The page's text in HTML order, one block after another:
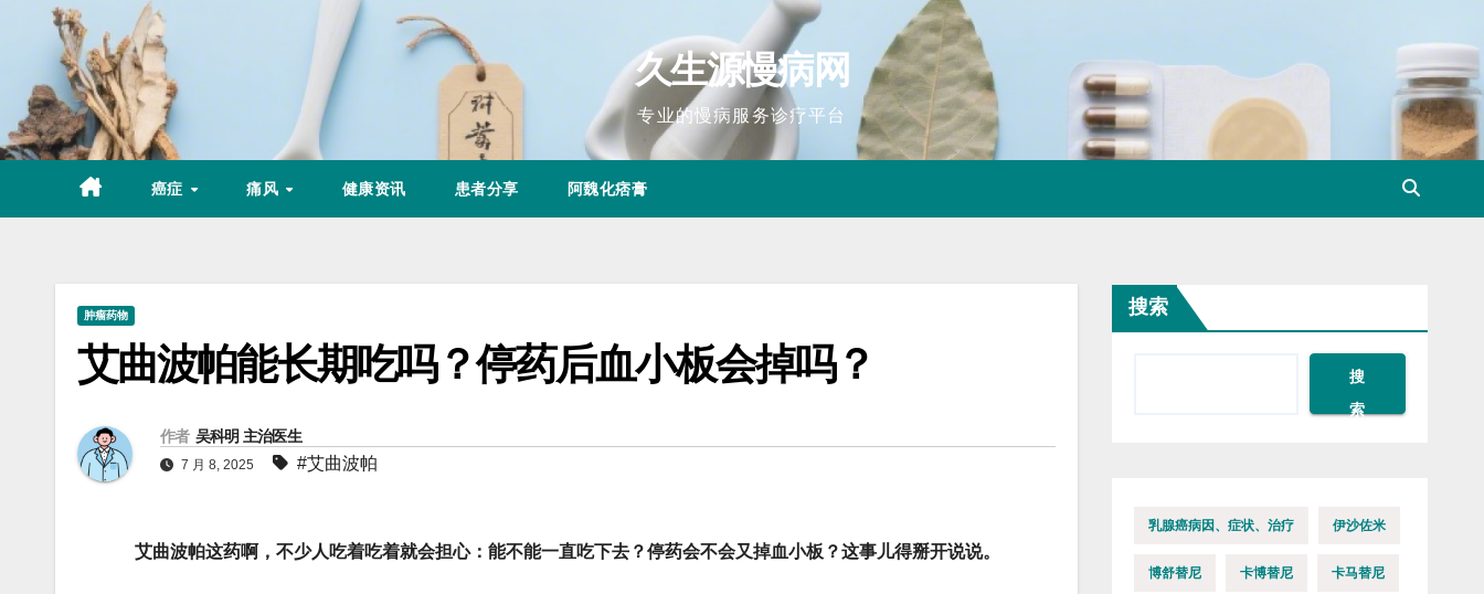
content
久生源慢病网
专业的慢病服务诊疗平台
癌症 痛风 健康资讯 患者分享 阿魏化痞膏
肿瘤药物
艾曲波帕能长期吃吗？停药后血小板会掉吗？
作者 吴科明 主治医生
7 月 8, 2025 #艾曲波帕
艾曲波帕这药啊，不少人吃着吃着就会担心：‌能不能一直吃下去？停药会不会又掉血小板？‌这事儿得掰开说说。
搜索
搜
索
乳腺癌病因、症状、治疗 伊沙佐米
博舒替尼 卡博替尼 卡马替尼